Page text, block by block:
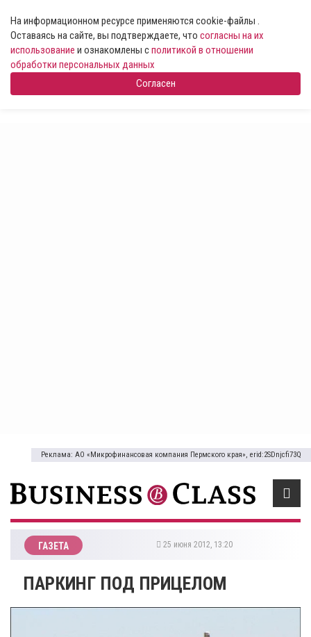
На информационном ресурсе применяются cookie-файлы .
Оставаясь на сайте, вы подтверждаете, что согласны на их
использование и ознакомлены сполитикой в отношении
обработки персональных данных
Согласен
Реклама: АО «Микрофинансовая компания Пермского края», erid:2SDnjcfi73Q
ГАЗЕТА 25 июня 2012, 13:20
ПАРКИНГ ПОД ПРИЦЕЛОМ